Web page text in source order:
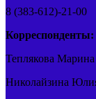
8 (383-612)-21-00
Корреспонденты:
Теплякова
Николайзина